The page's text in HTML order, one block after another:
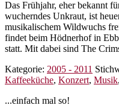
Das Frühjahr, eher bekannt
wucherndes Unkraut, ist
musikalischem Wildwuchs
findet beim Hödnerhof in
statt. Mit dabei sind The
Kategorie: 2005 - 2011
Kaffeeküche, Konzert, Musik,
Seitenspalte
...einfach mal so!